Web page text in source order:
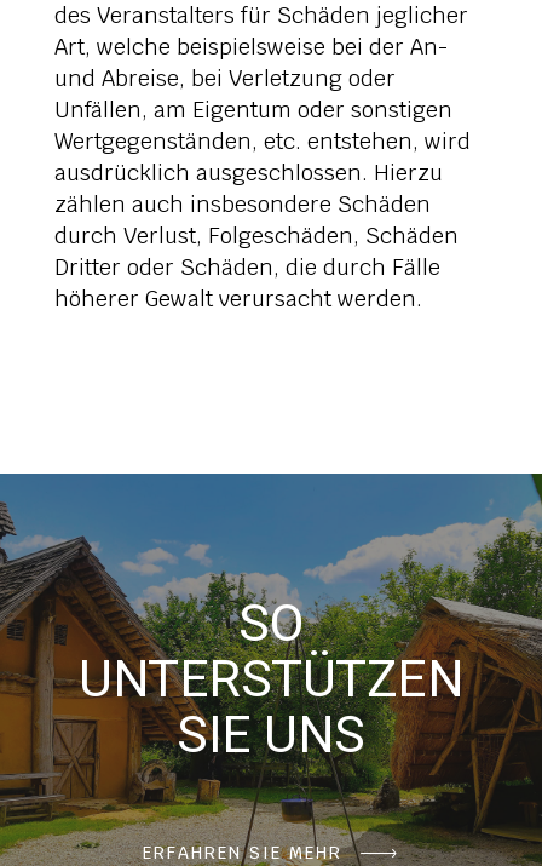
des Veranstalters für Schäden jeglicher
Art, welche beispielsweise bei der An-
und Abreise, bei Verletzung oder
Unfällen, am Eigentum oder sonstigen
Wertgegenständen, etc. entstehen, wird
ausdrücklich ausgeschlossen. Hierzu
zählen auch insbesondere Schäden
durch Verlust, Folgeschäden, Schäden
Dritter oder Schäden, die durch Fälle
höherer Gewalt verursacht werden.
SO
UNTERSTÜTZEN
SIE UNS
ERFAHREN SIE MEHR